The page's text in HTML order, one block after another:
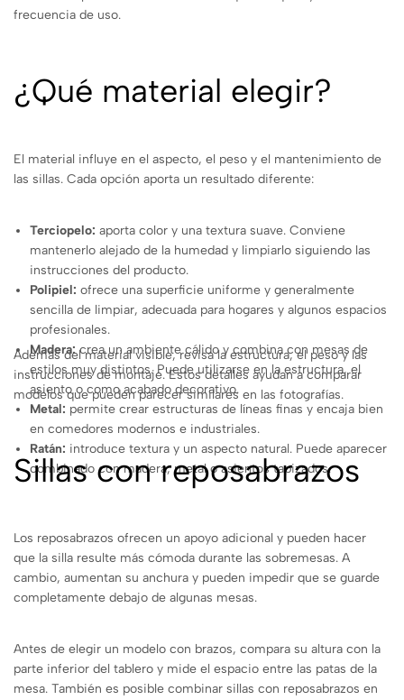
frecuencia de uso.
¿Qué material elegir?
El material influye en el aspecto, el peso y el mantenimiento de
las sillas. Cada opción aporta un resultado diferente:
Terciopelo: aporta color y una textura suave. Conviene
mantenerlo alejado de la humedad y limpiarlo siguiendo las
instrucciones del producto.
Polipiel: ofrece una superficie uniforme y generalmente
sencilla de limpiar, adecuada para hogares y algunos espacios
profesionales.
Madera:crea un ambiente cálido y combina con mesas de
estilos muy distintos. Puede utilizarse en la estructura, el
asiento o como acabado decorativo.
Metal: permite crear estructuras de líneas finas y encaja bien
en comedores modernos e industriales.
Ratán: introduce textura y un aspecto natural. Puede aparecer
combinado con madera, metal o asientos tapizados.
Además del material visible, revisa la estructura, el peso y las
instrucciones de montaje. Estos detalles ayudan a comparar
modelos que pueden parecer similares en las fotografías.
Sillas con reposabrazos
Los reposabrazos ofrecen un apoyo adicional y pueden hacer
que la silla resulte más cómoda durante las sobremesas. A
cambio, aumentan su anchura y pueden impedir que se guarde
completamente debajo de algunas mesas.
Antes de elegir un modelo con brazos, compara su altura con la
parte inferior del tablero y mide el espacio entre las patas de la
mesa. También es posible combinar sillas con reposabrazos en